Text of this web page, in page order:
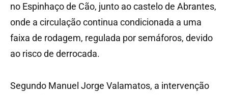
no Espinhaço de Cão, junto ao castelo de Abrantes,
onde a circulação continua condicionada a uma
faixa de rodagem, regulada por semáforos, devido
ao risco de derrocada.
Segundo Manuel Jorge Valamatos, a intervenção